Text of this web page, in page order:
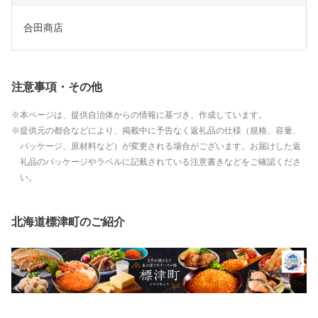
合田商店
注意事項・その他
本ページは、提供自治体からの情報に基づき、作成しています。
提供元の都合などにより、掲載中に予告なく返礼品の仕様（規格、容量、
パッケージ、原材料など）が変更される場合がございます。お届けした返
礼品のパッケージやラベルに記載されている注意書きなどをご確認くださ
い。
北海道標津町のご紹介